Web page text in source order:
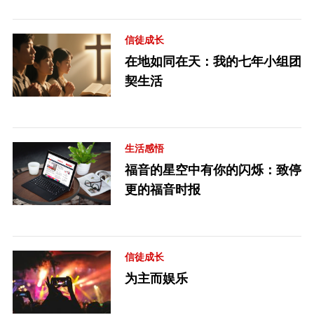
信徒成长
在地如同在天：我的七年小组团
契生活
生活感悟
福音的星空中有你的闪烁：致停
更的福音时报
信徒成长
为主而娱乐